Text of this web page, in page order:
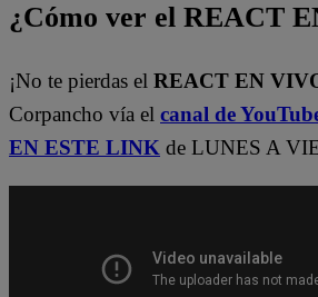
¿Cómo ver el REACT
¡No te pierdas el REACT EN
Corpancho vía el canal de
EN ESTE LINK de LUNES A